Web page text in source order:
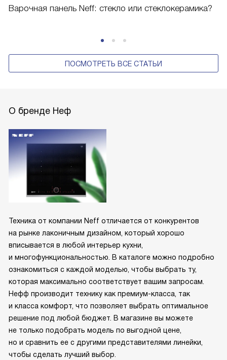
Варочная панель Neff: стекло или стеклокерамика?
ПОСМОТРЕТЬ ВСЕ СТАТЬИ
О бренде Неф
Техника от компании Neff отличается от конкурентов
на рынке лаконичным дизайном, который хорошо
вписывается в любой интерьер кухни,
и многофункциональностью. В каталоге можно подробно
ознакомиться с каждой моделью, чтобы выбрать ту,
которая максимально соответствует вашим запросам.
Нефф производит технику как премиум-класса, так
и класса комфорт, что позволяет выбрать оптимальное
решение под любой бюджет. В магазине вы можете
не только подобрать модель по выгодной цене,
но и сравнить ее с другими представителями линейки,
чтобы сделать лучший выбор.